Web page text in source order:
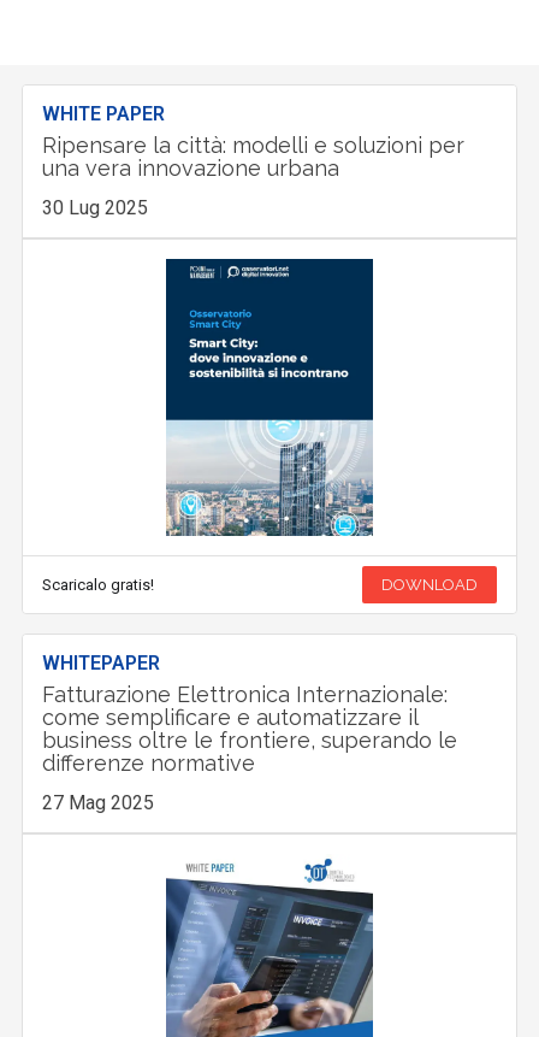
WHITE PAPER
Ripensare la città: modelli e soluzioni per
una vera innovazione urbana
30 Lug 2025
Scaricalo gratis! DOWNLOAD
WHITEPAPER
Fatturazione Elettronica Internazionale:
come semplificare e automatizzare il
business oltre le frontiere, superando le
differenze normative
27 Mag 2025